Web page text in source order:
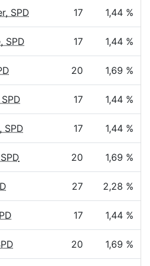
SPD 17 1,44 %
SPD 17 1,44 %
20 1,69 %
17 1,44 %
SPD 17 1,44 %
20 1,69 %
27 2,28 %
17 1,44 %
20 1,69 %